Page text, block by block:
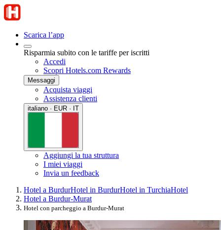
Scarica l’app
Risparmia subito con le tariffe per iscritti
Accedi
Scopri Hotels.com Rewards
Messaggi
Acquista viaggi
Assistenza clienti
italiano · EUR · IT
Aggiungi la tua struttura
I miei viaggi
Invia un feedback
Hotel a BurdurHotel in BurdurHotel in TurchiaHotel
Hotel a Burdur-Murat
Hotel con parcheggio a Burdur-Murat